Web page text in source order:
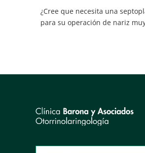
¿Cree que necesita una
para su operación de nariz